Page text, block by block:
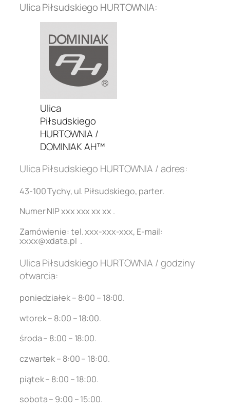
Ulica Piłsudskiego HURTOWNIA:
Ulica
Piłsudskiego
HURTOWNIA /
DOMINIAK AH™
Ulica Piłsudskiego HURTOWNIA / adres:
43-100 Tychy, ul. Piłsudskiego, parter.
Numer NIPxxx xxx xx xx .
Zamówienie: tel. xxx-xxx-xxx, E-mail:
xxxx@xdata.pl .
Ulica Piłsudskiego HURTOWNIA / godziny
otwarcia:
poniedziałek – 8:00 – 18:00.
wtorek – 8:00 – 18:00.
środa – 8:00 – 18:00.
czwartek – 8:00 – 18:00.
piątek – 8:00 – 18:00.
sobota – 9:00 – 15:00.